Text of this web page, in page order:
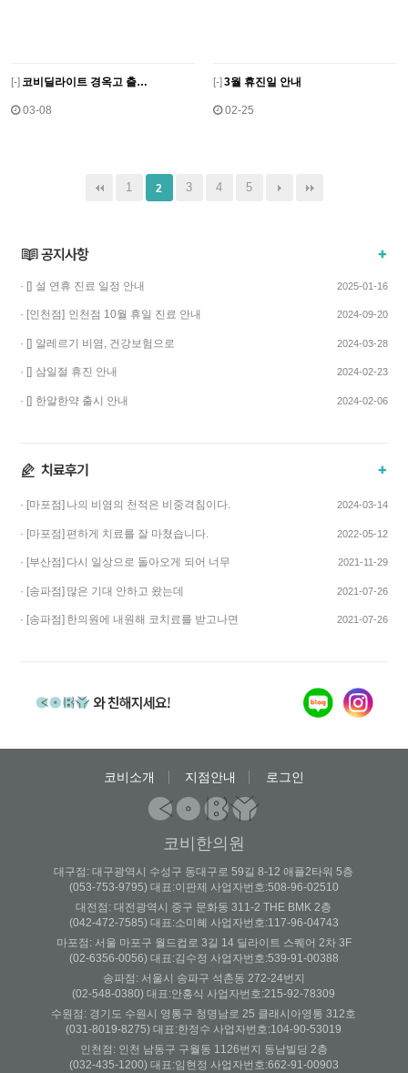
[-] 코비딜라이트 경옥고 출…
03-08
[-]3월 휴진일 안내
02-25
1 2 3 4 5
· [] 설 연휴 진료 일정 안내 2025-01-16
· [인천점] 인천점 10월 휴일 진료 안내 2024-09-20
· [] 알레르기 비염, 건강보험으로
2024-03-28
· [] 삼일절 휴진 안내 2024-02-23
· [] 한알한약 출시 안내 2024-02-06
· [마포점] 나의 비염의 천적은 비중격침이다. 2024-03-14
· [마포점]편하게 치료를 잘 마쳤습니다. 2022-05-12
· [부산점] 다시 일상으로 돌아오게 되어 너무
2021-11-29
· [송파점] 많은 기대 안하고 왔는데
2021-07-26
· [송파점] 한의원에 내원해 코치료를 받고나면
2021-07-26
코비소개 지점안내 로그인
코비한의원
대구점: 대구광역시 수성구 동대구로 59길 8-12 애플2타워 5층
(053-753-9795) 대표:이판제 사업자번호:508-96-02510
대전점: 대전광역시 중구 문화동 311-2 THE BMK 2층
(042-472-7585) 대표:소미혜 사업자번호:117-96-04743
마포점: 서울 마포구 월드컵로 3길 14 딜라이트 스퀘어 2차 3F
(02-6356-0056) 대표:김수정 사업자번호:539-91-00388
송파점: 서울시 송파구 석촌동 272-24번지
(02-548-0380) 대표:안홍식 사업자번호:215-92-78309
수원점: 경기도 수원시 영통구 청명남로 25 클래시아영통 312호
(031-8019-8275) 대표:한정수 사업자번호:104-90-53019
인천점: 인천 남동구 구월동 1126번지 동남빌딩 2층
(032-435-1200) 대표:임현정 사업자번호:662-91-00903